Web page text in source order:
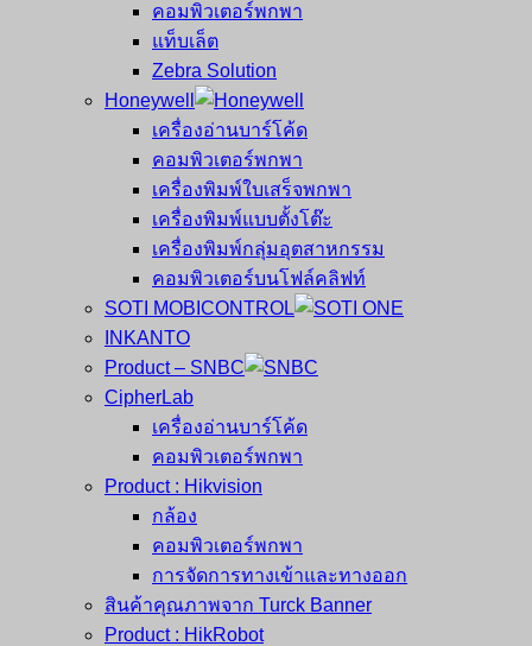
คอมพิวเตอร์พกพา
แท็บเล็ต
Zebra Solution
Honeywell
เครื่องอ่านบาร์โค้ด
คอมพิวเตอร์พกพา
เครื่องพิมพ์ใบเสร็จพกพา
เครื่องพิมพ์แบบตั้งโต๊ะ
เครื่องพิมพ์กลุ่มอุตสาหกรรม
คอมพิวเตอร์บนโฟล์คลิฟท์
SOTI MOBICONTROL
INKANTO
Product – SNBC
CipherLab
เครื่องอ่านบาร์โค้ด
คอมพิวเตอร์พกพา
Product : Hikvision
กล้อง
คอมพิวเตอร์พกพา
การจัดการทางเข้าและทางออก
สินค้าคุณภาพจาก Turck Banner
Product : HikRobot